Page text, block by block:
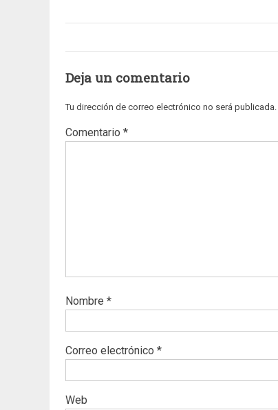
Deja un comentario
Tu dirección de correo electrónico no será publicada.
Comentario *
Nombre *
Correo electrónico *
Web